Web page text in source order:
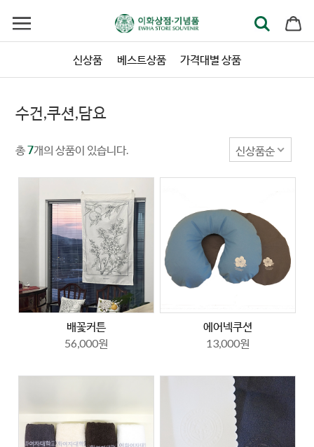
신상품 베스트상품 가격대별 상품
수건,쿠션,담요
총7개의 상품이 있습니다. 신상품순
배꽃커튼
56,000원
에어넥쿠션
13,000원